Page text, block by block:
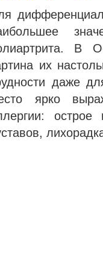
В
их
даже
ярко
острое